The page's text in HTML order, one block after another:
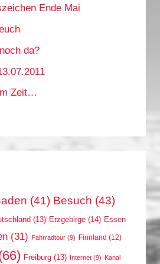
Ende Mai
da?
Zeit…
(41) Besuch (43)
(13) Erzgebirge (14) Essen
(31) Fahrradtour (9) Finnland (12)
Freiburg (13) Internet (9) Kanal